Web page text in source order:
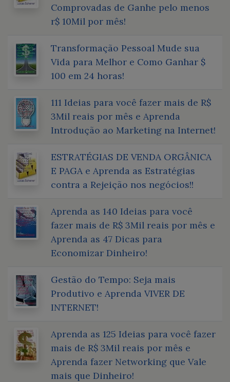
Comprovadas de Ganhe pelo menos
r$ 10Mil por mês!
Transformação Pessoal Mude sua
Vida para Melhor e Como Ganhar $
100 em 24 horas!
111 Ideias para você fazer mais de R$
3Mil reais por mês e Aprenda
Introdução ao Marketing na Internet!
ESTRATÉGIAS DE VENDA ORGÂNICA
E PAGA e Aprenda as Estratégias
contra a Rejeição nos negócios!!
Aprenda as 140 Ideias para você
fazer mais de R$ 3Mil reais por mês e
Aprenda as 47 Dicas para
Economizar Dinheiro!
Gestão do Tempo: Seja mais
Produtivo e Aprenda VIVER DE
INTERNET!
Aprenda as 125 Ideias para você fazer
mais de R$ 3Mil reais por mês e
Aprenda fazer Networking que Vale
mais que Dinheiro!